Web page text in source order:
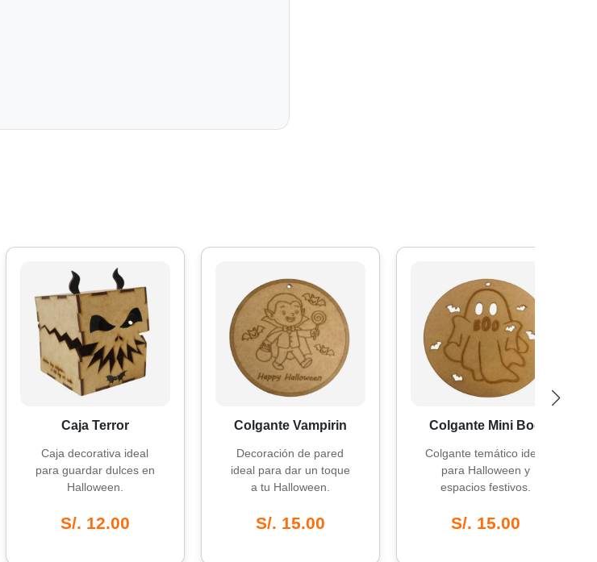
Caja Terror
Caja decorativa ideal
para guardar dulces en
Halloween.
S/. 12.00
Colgante Vampirin
Decoración de pared
ideal para dar un toque
a tu Halloween.
S/. 15.00
Colgante Mini Boo
Colgante temático ideal
para Halloween y
espacios festivos.
S/. 15.00